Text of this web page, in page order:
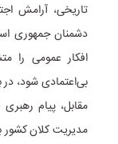
تاریخی، آرامش
دشمنان جمهوری
افکار عمومی را
بی‌اعتمادی شود،
مقابل، پیام
مدیریت کلان کشور